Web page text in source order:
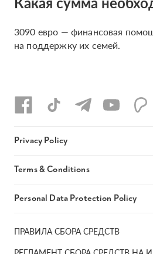
3090 евро — финансовая
на поддержку их семей.
ПРАВИЛА СБОРА СРЕДСТВ
Privacy Policy
Terms & Conditions
Personal Data Protection Policy